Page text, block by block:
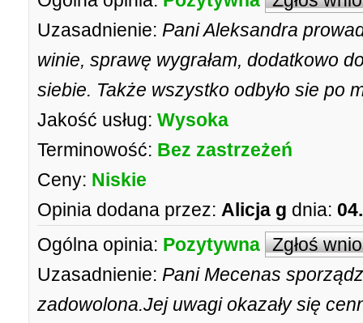
Uzasadnienie: Pani Aleksandra
winie, sprawę wygrałam, dodatkowo
siebie. Także wszystko odbyło sie po
Jakość usług: Wysoka
Terminowość: Bez zastrzeżeń
Ceny: Niskie
Opinia dodana przez: Alicja g dnia:
Ogólna opinia: Pozytywna Zgłoś
Uzasadnienie: Pani Mecenas
zadowolona.Jej uwagi okazały się